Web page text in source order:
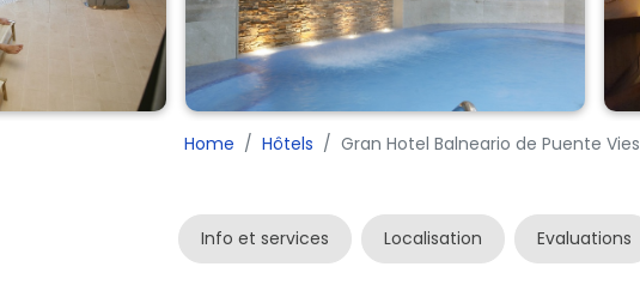
Home Hôtels Gran Hotel Balneario de Puente
Info et services Localisation Evaluations